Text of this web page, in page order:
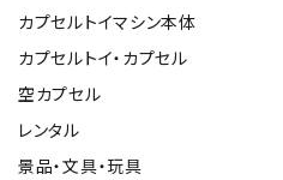
カプセルトイマシン本体
カプセルトイ・カプセル
空カプセル
レンタル
景品・文具・玩具